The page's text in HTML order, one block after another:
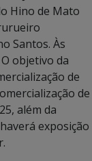
Hino de Mato
Santos. Às
objetivo da
de
de
além da
exposição